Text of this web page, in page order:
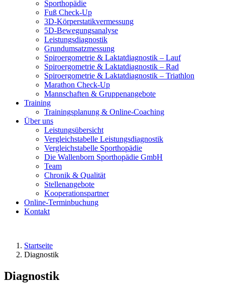
Sporthopädie
Fuß Check-Up
3D-Körperstatikvermessung
5D-Bewegungsanalyse
Leistungsdiagnostik
Grundumsatzmessung
Spiroergometrie & Laktatdiagnostik – Lauf
Spiroergometrie & Laktatdiagnostik – Rad
Spiroergometrie & Laktatdiagnostik – Triathlon
Marathon Check-Up
Mannschaften & Gruppenangebote
Training
Trainingsplanung & Online-Coaching
Über uns
Leistungsübersicht
Vergleichstabelle Leistungsdiagnostik
Vergleichstabelle Sporthopädie
Die Wallenborn Sporthopädie GmbH
Team
Chronik & Qualität
Stellenangebote
Kooperationspartner
Online-Terminbuchung
Kontakt
Startseite
Diagnostik
Diagnostik